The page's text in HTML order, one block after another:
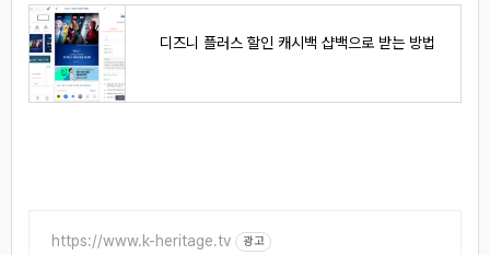
디즈니 플러스 할인 캐시백 샵백으로 받는 방법
https://www.k-heritage.tv 광고